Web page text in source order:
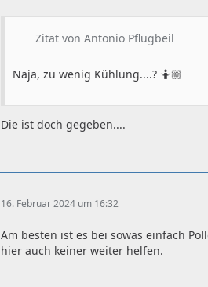
Zitat von Antonio Pflugbeil
Naja, zu wenig Kühlung....? 🤷🏼
Die ist doch gegeben....
16. Februar 2024 um 16:32
Am besten ist es bei sowas einfach
hier auch keiner weiter helfen.